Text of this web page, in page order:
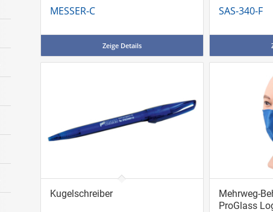
MESSER-C
Zeige Details
SAS-340-F
Kugelschreiber
Mehrweg-
ProGlass